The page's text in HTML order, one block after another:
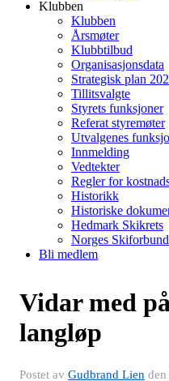
Klubben
Klubben
Årsmøter
Klubbtilbud
Organisasjonsdata
Strategisk plan
Tillitsvalgte
Styrets funksjoner
Referat styremøter
Utvalgenes
Innmelding
Vedtekter
Regler for
Historikk
Historiske
Hedmark Skikrets
Norges Skiforbund
Bli medlem
Vidar med
langløp
Postet av Gudbrand Lien den